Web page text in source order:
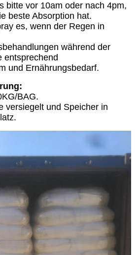
bitte vor 10am oder nach 4pm,
beste Absorption hat.
es, wenn der Regen in
während der
entsprechend
und Ernährungsbedarf.
BAG.
versiegelt und Speicher in